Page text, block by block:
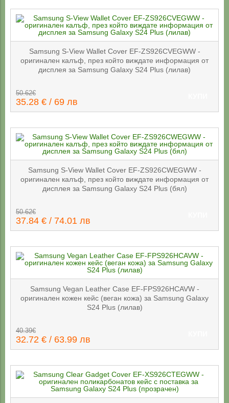
Samsung S-View Wallet Cover EF-ZS926CVEGWW -
оригинален калъф, през който виждате информация от
дисплея за Samsung Galaxy S24 Plus (лилав)
50.62€
35.28 € / 69 лв
Samsung S-View Wallet Cover EF-ZS926CWEGWW -
оригинален калъф, през който виждате информация от
дисплея за Samsung Galaxy S24 Plus (бял)
50.62€
37.84 € / 74.01 лв
Samsung Vegan Leather Case EF-FPS926HCAVW -
оригинален кожен кейс (веган кожа) за Samsung Galaxy
S24 Plus (лилав)
40.39€
32.72 € / 63.99 лв